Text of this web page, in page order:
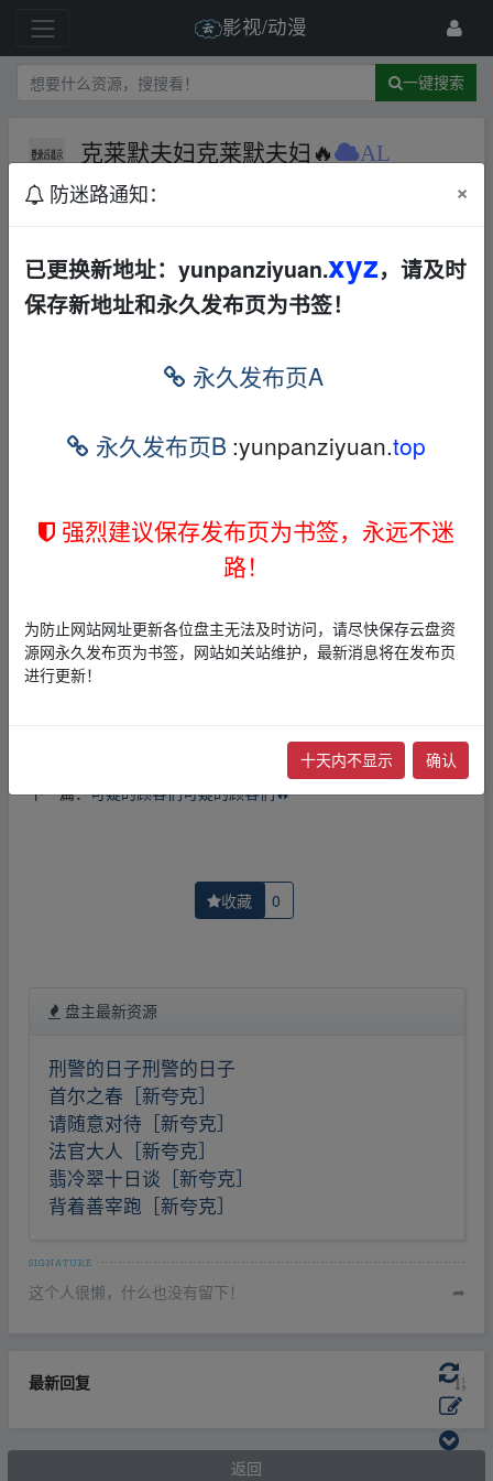
影视/动漫
一键搜索
克莱默夫妇克莱默夫妇🔥 AL
1 级 532534405
fr_om w▂ww.y‥un▂pan▪zi▪yu▂an.xy▂z
fr_om w▂ww.y‥un▂pan▪zi▪yu▂an.xy▂z
介绍展示帖子，本站不存储任何实质资源数据
。
2，本文内容仅代表作者本人观点，不代表本网站立场，作
所有！其实际管理权为帖子发布者所有，本站无法操作相
关资源。
4，如您认为本站任何介绍帖侵犯了您的合法版权，请点击
版权投诉
下一篇：可疑的顾客们可疑的顾客们🔥
收藏 0
盘主最新资源
刑警的日子刑警的日子
首尔之春［新夸克］
请随意对待［新夸克］
法官大人［新夸克］
翡冷翠十日谈［新夸克］
背着善宰跑［新夸克］
这个人很懒，什么也没有留下！ ➦
最新回复
返回
防迷路通知： ×
已更换新地址：yunpanziyuan.xyz，请及时
保存新地址和永久发布页为书签！
永久发布页A
永久发布页B :yunpanziyuan.top
强烈建议保存发布页为书签，永远不迷
路！
为防止网站网址更新各位盘主无法及时访问，请尽快保存云盘资
源网永久发布页为书签，网站如关站维护，最新消息将在发布页
进行更新！
十天内不显示 确认